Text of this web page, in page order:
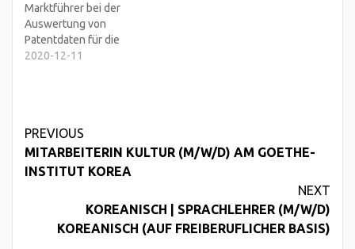
Marktführer bei der
Auswertung von
Patentdaten für die
strategische
Fortschritt zusammen und
ermöglichen es Chancen
frühzeitig zu erkennen,
und Innovationen zu
fördern. Seit unserer
2020-12-11
Continue
Reading
PREVIOUS
MITARBEITERIN KULTUR (M/W/D) AM GOETHE-
INSTITUT KOREA
NEXT
KOREANISCH | SPRACHLEHRER (M/W/D)
KOREANISCH (AUF FREIBERUFLICHER BASIS)